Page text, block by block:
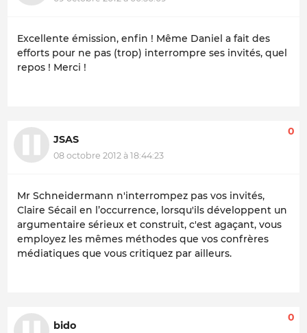
Excellente émission, enfin ! Même Daniel a fait des
efforts pour ne pas (trop) interrompre ses invités, quel
repos ! Merci !
JSAS
08 octobre 2012 à 18:44:23
0
Mr Schneidermann n'interrompez pas vos invités,
Claire Sécail en l’occurrence, lorsqu'ils développent un
argumentaire sérieux et construit, c'est agaçant, vous
employez les mêmes méthodes que vos confrères
médiatiques que vous critiquez par ailleurs.
bido
0